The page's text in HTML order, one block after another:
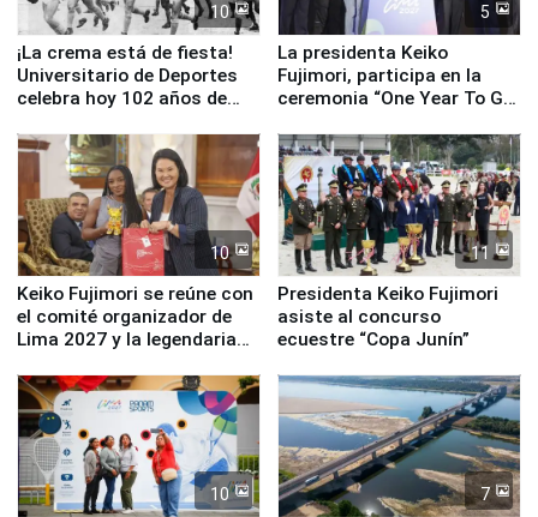
10
¡La crema está de fiesta!
Universitario de Deportes
celebra hoy 102 años de
5
La presidenta Keiko
Fujimori, participa en la
ceremonia “One Year To Go
10
Keiko Fujimori se reúne con
el comité organizador de
Lima 2027 y la legendaria
11
Presidenta Keiko Fujimori
asiste al concurso
ecuestre “Copa Junín”
10 7